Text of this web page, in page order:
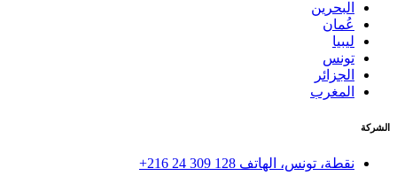
البحرين
عُمان
ليبيا
تونس
الجزائر
المغرب
الشركة
نقطة، تونس، الهاتف+216 24 309 128